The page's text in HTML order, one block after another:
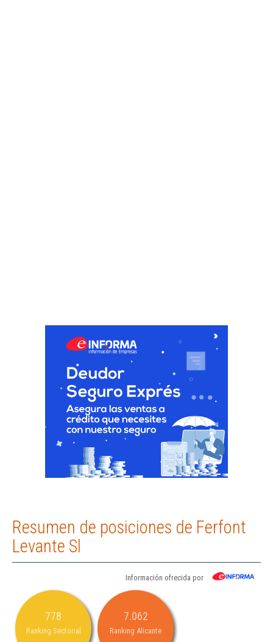
Resumen de posiciones de Ferfont
Levante Sl
Información ofrecida por
778
Ranking Sectorial
7.062
Ranking Alicante